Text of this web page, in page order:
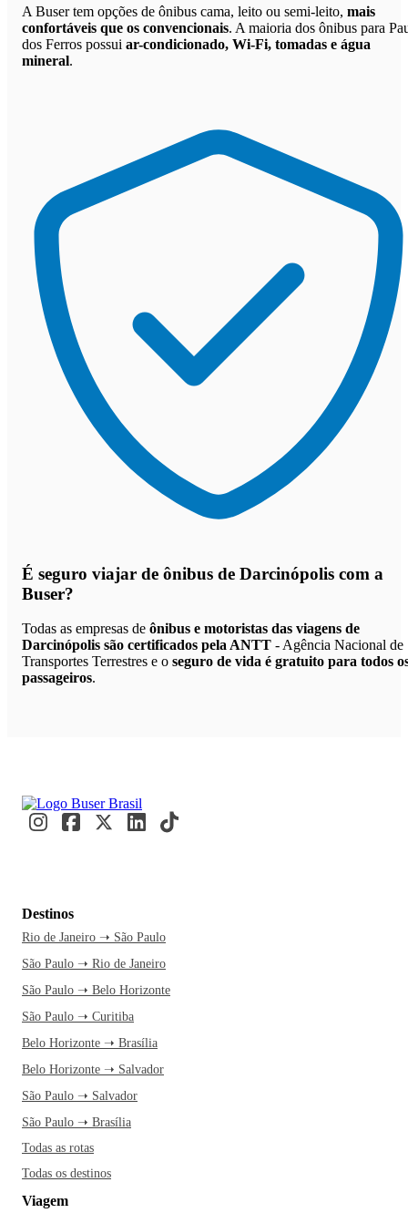
A Buser tem opções de ônibus cama, leito ou semi-leito, mais
confortáveis que os convencionais. A maioria dos ônibus para
dos Ferros possui ar-condicionado, Wi-Fi, tomadas e água
mineral.
É seguro viajar de ônibus de Darcinópolis com a
Buser?
Todas as empresas de ônibus e motoristas das viagens de
Darcinópolis são certificados pela ANTT - Agência Nacional de
Transportes Terrestres e o seguro de vida é gratuito para todos
passageiros.
Destinos
Rio de Janeiro ➝ São Paulo
São Paulo ➝ Rio de Janeiro
São Paulo ➝ Belo Horizonte
São Paulo ➝ Curitiba
Belo Horizonte ➝ Brasília
Belo Horizonte ➝ Salvador
São Paulo ➝ Salvador
São Paulo ➝ Brasília
Todas as rotas
Todas os destinos
Viagem